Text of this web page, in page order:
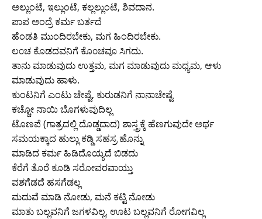
ಅಲ್ಲುಂಟೆ, ಇಲ್ಲುಂಟೆ, ಕಲ್ಲಲ್ಲುಂಟೆ, ಶಿವದಾನ.
ಪಾಪ ಅಂದ್ರೆ ಕರ್ಮ ಬರ್ತದೆ
ಹೆಂಡತಿ ಮುಂದಿರಬೇಕು, ಮಗ ಹಿಂದಿರಬೇಕು.
ಲ೦ಚ ಕೊಡದವನಿಗೆ ಕೊ೦ಚವೂ ಸಿಗದು.
ತಾನು ಮಾಡುವುದು ಉತ್ತಮ, ಮಗ ಮಾಡುವುದು ಮಧ್ಯಮ, ಆಳು
ಮಾಡುವುದು ಹಾಳು.
ಕುಂಟನಿಗೆ ಎಂಟು ಚೇಷ್ಟೆ, ಕುರುಡನಿಗೆ ನಾನಾಚೇಷ್ಟೆ
ಕಚ್ಚೋ ನಾಯಿ ಬೊಗಳುವುದಿಲ್ಲ
ಟೊಣಪೆ (ಗಾತ್ರದಲ್ಲಿ ದೊಡ್ಡದಾದ) ಶಾಸ್ತ್ರಕ್ಕೆ ಹೆಣಗುವುದೇ ಅರ್ಥ
ಸಮಯಕ್ಕಾದ ಹುಲ್ಲು ಕಡ್ಡಿ ಸಹಸ್ರ ಹೊನ್ನು
ಮಾಡಿದ ಕರ್ಮ ಹಿಡಿದೊಯ್ಯದೆ ಬಿಡದು
ಕೆರೆಗೆ ತೊರೆ ಕೂಡಿ ಸರೋವರವಾಯ್ತು
ವಶಗೆಡದೆ ಹಸಗೆಡಲ್ಲ
ಮದುವೆ ಮಾಡಿ ನೋಡು, ಮನೆ ಕಟ್ಟಿ ನೋಡು
ಮಾತು ಬಲ್ಲವನಿಗೆ ಜಗಳವಿಲ್ಲ, ಊಟ ಬಲ್ಲವನಿಗೆ ರೋಗವಿಲ್ಲ